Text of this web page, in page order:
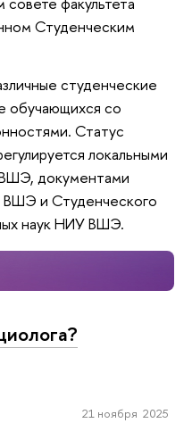
Студенческим
студенческие
обучающихся со
Статус
локальными
документами
и Студенческого
наук НИУ ВШЭ.
21 ноября 2025